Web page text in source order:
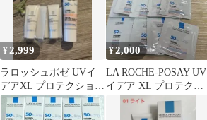
¥ 2,999
ラロッシュポゼ UVイ
デアXL プロテクション
トーンアップローズ/ 美
容液
¥2,000
LA ROCHE-POSAY UV
イデア XL プロテクシ
ョン トーンアップ